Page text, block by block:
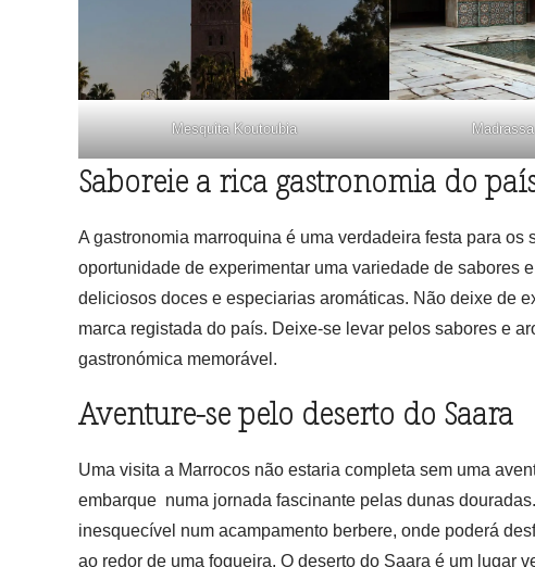
Mesquita Koutoubia
Saboreie a rica gastronomia do
A gastronomia marroquina é uma verdadeira festa para
oportunidade de experimentar uma variedade de sabores
deliciosos doces e especiarias aromáticas. Não deixe de
marca registada do país. Deixe-se levar pelos sabores e
gastronómica memorável.
Aventure-se pelo deserto do Saara
Uma visita a Marrocos não estaria completa sem uma
embarque numa jornada fascinante pelas dunas
inesquecível num acampamento berbere, onde poderá
ao redor de uma fogueira. O deserto do Saara é um lugar